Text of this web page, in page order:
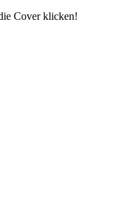
Cover klicken!